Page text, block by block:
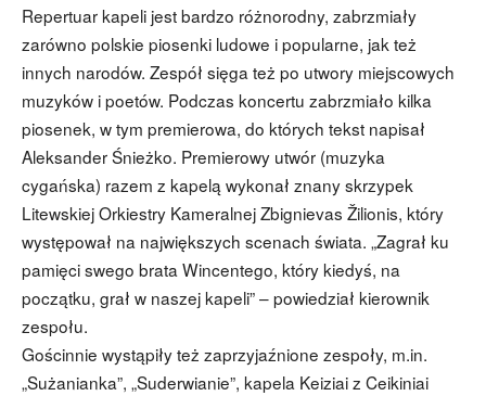
Repertuar kapeli jest bardzo różnorodny, zabrzmiały
zarówno polskie piosenki ludowe i popularne, jak też
innych narodów. Zespół sięga też po utwory miejscowych
muzyków i poetów. Podczas koncertu zabrzmiało kilka
piosenek, w tym premierowa, do których tekst napisał
Aleksander Śnieżko. Premierowy utwór (muzyka
cygańska) razem z kapelą wykonał znany skrzypek
Litewskiej Orkiestry Kameralnej Zbignievas Žilionis, który
występował na największych scenach świata. „Zagrał ku
pamięci swego brata Wincentego, który kiedyś, na
początku, grał w naszej kapeli” – powiedział kierownik
zespołu.
Gościnnie wystąpiły też zaprzyjaźnione zespoły, m.in.
„Sużanianka”, „Suderwianie”, kapela Keiziai z Ceikiniai